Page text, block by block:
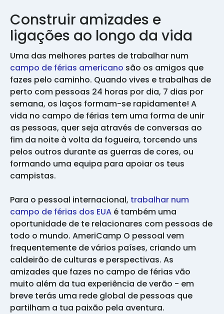
Construir amizades e
ligações ao longo da vida
Uma das melhores partes de trabalhar num
campo de férias americano são os amigos que
fazes pelo caminho. Quando vives e trabalhas de
perto com pessoas 24 horas por dia, 7 dias por
semana, os laços formam-se rapidamente! A
vida no campo de férias tem uma forma de unir
as pessoas, quer seja através de conversas ao
fim da noite à volta da fogueira, torcendo uns
pelos outros durante as guerras de cores, ou
formando uma equipa para apoiar os teus
campistas.
Para o pessoal internacional, trabalhar num
campo de férias dos EUA é também uma
oportunidade de te relacionares com pessoas de
todo o mundo. AmeriCamp O pessoal vem
frequentemente de vários países, criando um
caldeirão de culturas e perspectivas. As
amizades que fazes no campo de férias vão
muito além da tua experiência de verão - em
breve terás uma rede global de pessoas que
partilham a tua paixão pela aventura.